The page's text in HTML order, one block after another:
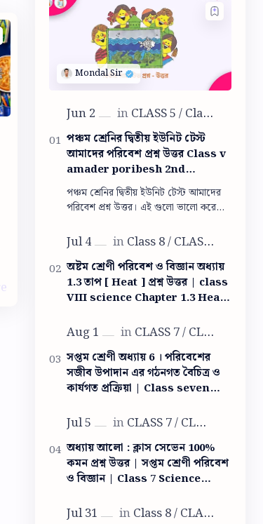
পঞ্চম শ্রেনির দ্বিতীয় ইউনিট টেস্ট
আমাদের পরিবেশ প্রশ্ন উত্তর Class v
amader poribesh 2nd
summative question answer
পঞ্চম শ্রেনির দ্বিতীয় ইউনিট টেস্ট আমাদের
পরিবেশ প্রশ্ন উত্তর। এই গুলো ভালো করে
পারবে। পঞ্চম শ্রেনির দ্বিতী…
অষ্টম শ্রেণী পরিবেশ ও বিজ্ঞান অধ্যায়
1.3 তাপ [ Heat ] প্রশ্ন উত্তর | class
VIII science Chapter 1.3 Heat
সপ্তম শ্রেণী অধ্যায় 6 । পরিবেশের
সজীব উপাদান এর গঠনগত বৈচিত্র ও
কার্যগত প্রক্রিয়া | Class seven
অধ্যায় আলো : ক্লাস সেভেন 100%
কমন প্রশ্ন উত্তর | সপ্তম শ্রেণী পরিবেশ
ও বিজ্ঞান | Class 7 Science
ক্লাস সেভেন